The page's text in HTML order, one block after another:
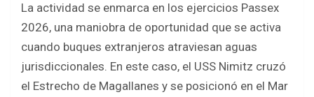
La actividad se enmarca en los ejercicios Passex
2026, una maniobra de oportunidad que se activa
cuando buques extranjeros atraviesan aguas
jurisdiccionales. En este caso, el USS Nimitz cruzó
el Estrecho de Magallanes y se posicionó en el Mar